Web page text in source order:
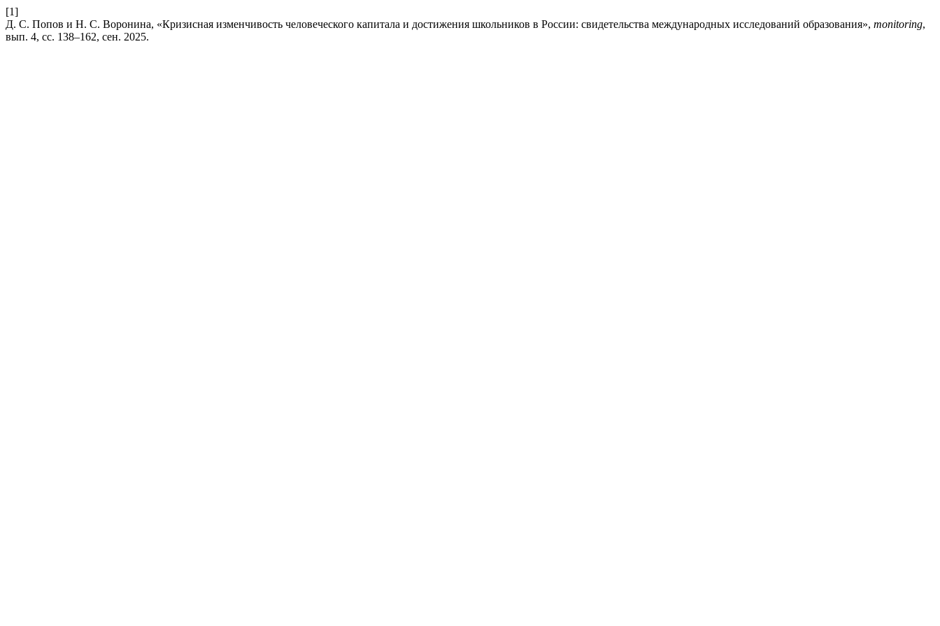
[1]
Д. С. Попов и Н. С. Воронина, «Кризисная изменчивость человеческого капитала и достижения школьников в России: свидетельства международных исследований образования», monitoring,
вып. 4, сс. 138–162, сен. 2025.